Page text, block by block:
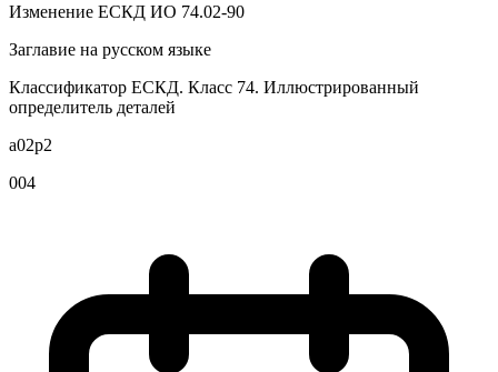
Изменение ЕСКД ИО 74.02-90
Заглавие на русском языке
Классификатор ЕСКД. Класс 74. Иллюстрированный
определитель деталей
a02p2
004